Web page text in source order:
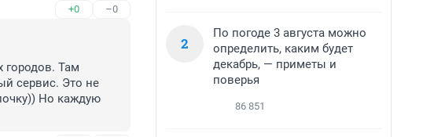
+0 –0
Там
сервис. Это не
Но каждую
2
По погоде 3 августа можно
определить, каким будет
декабрь, — приметы и
поверья
86 851